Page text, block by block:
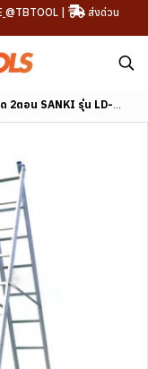
@TBTOOL |
ส่งด่วน
SANKI รุ่น LD-SA (10-14 ฟุต)